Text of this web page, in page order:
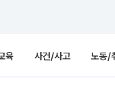
육 사건/사고 노동/